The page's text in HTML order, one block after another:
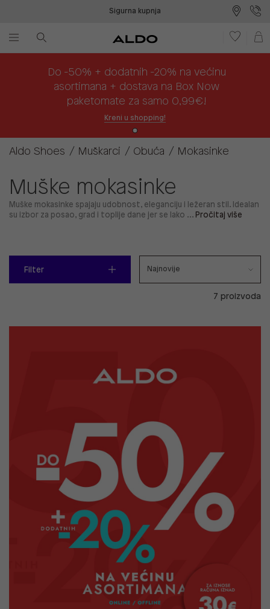
Sigurna kupnja
Do -50% + dodatnih -20% na većinu
asortimana + dostava na Box Now
paketomate za samo 0,99€!
Kreni u shopping!
Aldo Shoes Muškarci Obuća Mokasinke
Muške mokasinke
Muške mokasinke spajaju udobnost, eleganciju i ležeran stil. Idealan
su izbor za posao, grad i toplije dane jer se lako ... Pročitaj više
Filter
7 proizvoda